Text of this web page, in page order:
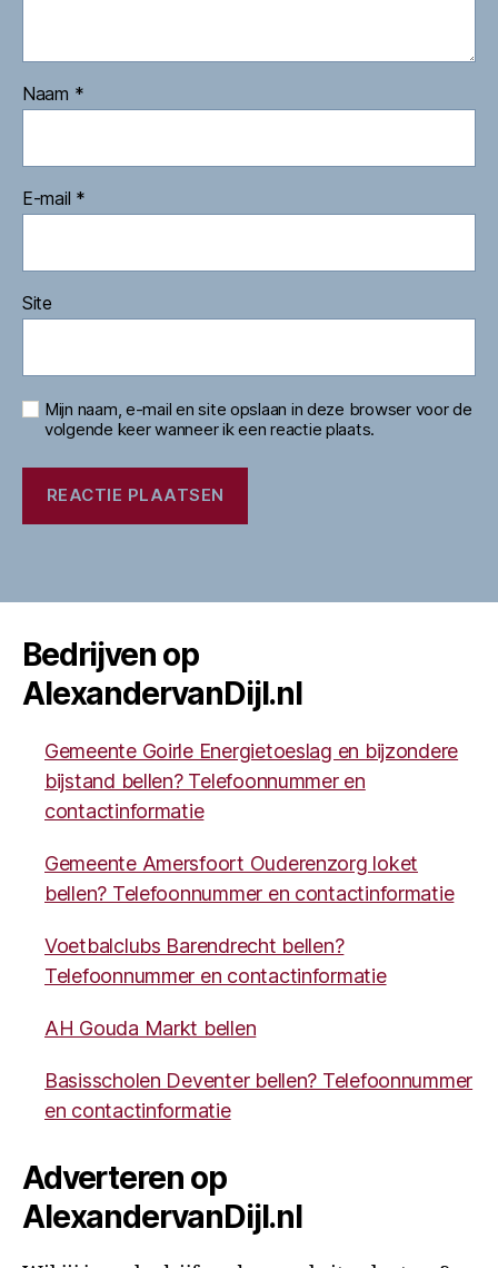
Naam *
E-mail *
Site
Mijn naam, e-mail en site opslaan in deze browser voor de
volgende keer wanneer ik een reactie plaats.
Bedrijven op
AlexandervanDijl.nl
Gemeente Goirle Energietoeslag en bijzondere
bijstand bellen? Telefoonnummer en
contactinformatie
Gemeente Amersfoort Ouderenzorg loket
bellen? Telefoonnummer en contactinformatie
Voetbalclubs Barendrecht bellen?
Telefoonnummer en contactinformatie
AH Gouda Markt bellen
Basisscholen Deventer bellen? Telefoonnummer
en contactinformatie
Adverteren op
AlexandervanDijl.nl